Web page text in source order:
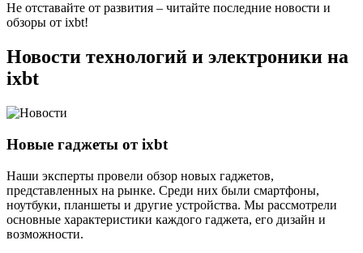
Не отставайте от развития – читайте последние новости и
обзоры от ixbt!
Новости технологий и электроники на
ixbt
Новые гаджеты от ixbt
Наши эксперты провели обзор новых гаджетов,
представленных на рынке. Среди них были смартфоны,
ноутбуки, планшеты и другие устройства. Мы рассмотрели
основные характеристики каждого гаджета, его дизайн и
возможности.